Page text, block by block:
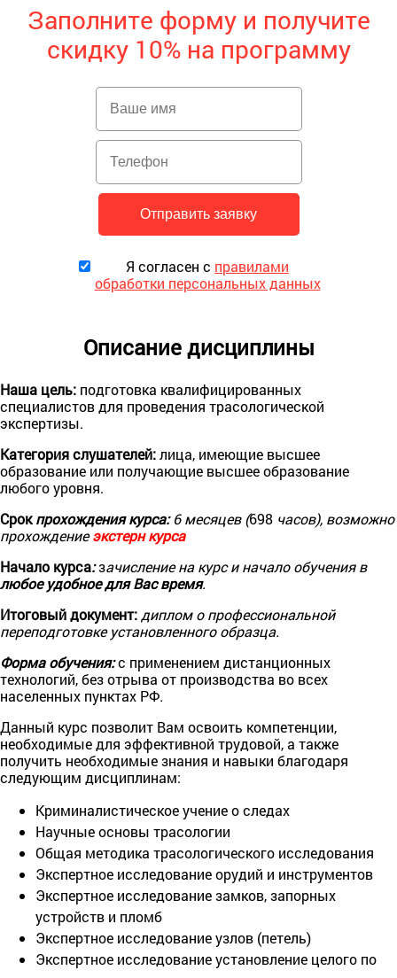
Заполните форму и получите
скидку 10% на программу
Я согласен с правилами
обработки персональных данных
Описание дисциплины
Наша цель: подготовка квалифицированных
специалистов для проведения трасологической
экспертизы.
Категория слушателей:лица, имеющие высшее
образование или получающие высшее образование
любого уровня.
Срок прохождения курса:6 месяцев (698 часов), возможно
прохождениеэкстерн курса
Начало курса:зачисление на курс и начало обучения в
любое удобное для Вас время.
Итоговый документ: диплом о профессиональной
переподготовке установленного образца.
Форма обучения:с применением дистанционных
технологий, без отрыва от производства во всех
населенных пунктах РФ.
Данный курс позволит Вам освоить компетенции,
необходимые для эффективной трудовой, а также
получить необходимые знания и навыки благодаря
следующим дисциплинам:
Криминалистическое учение о следах
Научные основы трасологии
Общая методика трасологического исследования
Экспертное исследование орудий и инструментов
Экспертное исследование замков, запорных
устройств и пломб
Экспертное исследование узлов (петель)
Экспертное исследование установление целого по